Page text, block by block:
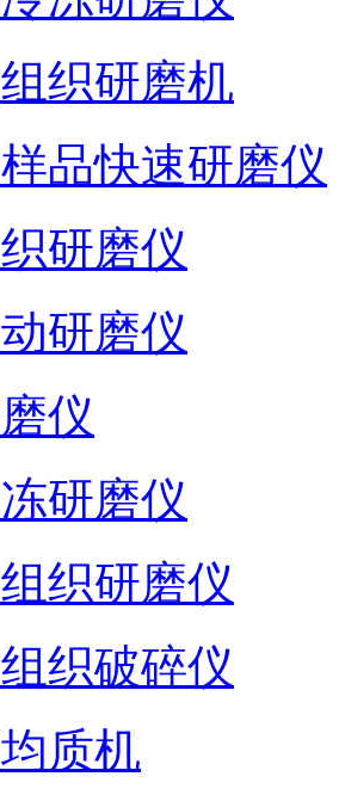
织研磨机
品快速研磨仪
研磨仪
研磨仪
仪
研磨仪
织研磨仪
织破碎仪
质机